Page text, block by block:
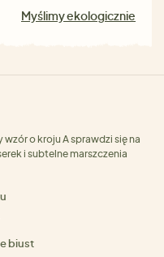
Myślimy ekologicznie
o kroju A sprawdzi się na
i subtelne marszczenia
biust